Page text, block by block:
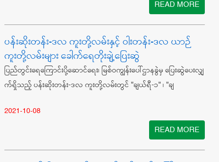
READ MORE
ပန်းဆိုးတန်း-ဒလ ကူးတို့လမ်းနှင့် ဝါးတန်း-ဒလ ယာဉ်
ကူးတို့လမ်းများ ခေါက်ရေတိုးချဲ့ပြေးဆွဲ
ပြည်တွင်းရေကြောင်းပို့ဆောင်ရေး၊ မြစ်ဝကျွန်းပေါ်ဌာနခွဲမှ ပြေးဆွဲပေးလျှ
က်ရှိသည့် ပန်းဆိုးတန်း-ဒလ ကူးတို့လမ်းတွင် "ချယ်ရီ-၁" ၊ "ချ
2021-10-08
READ MORE